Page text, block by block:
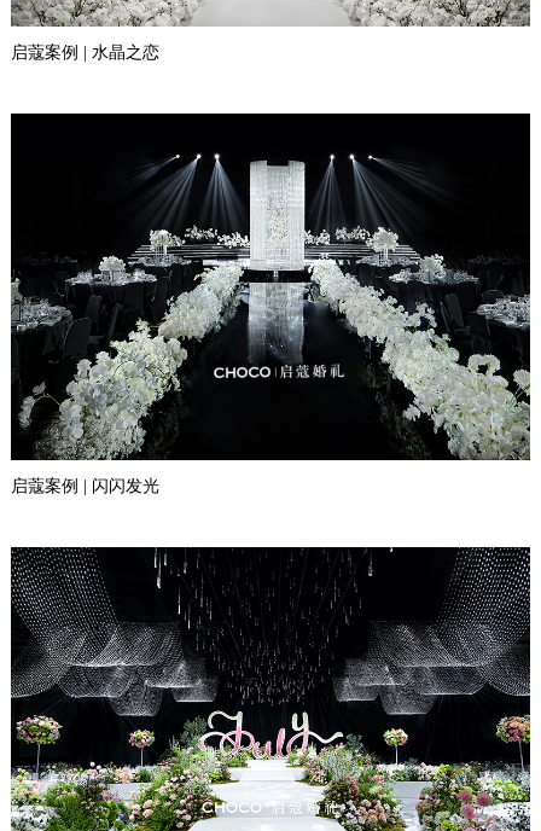
启蔻案例 | 水晶之恋
启蔻案例 | 闪闪发光